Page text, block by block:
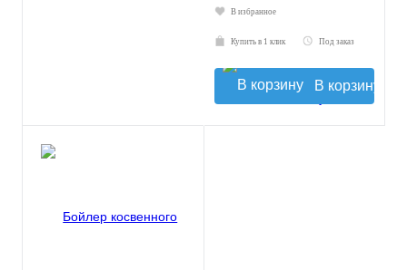
В избранное
Купить в 1 клик Под заказ
В корзину